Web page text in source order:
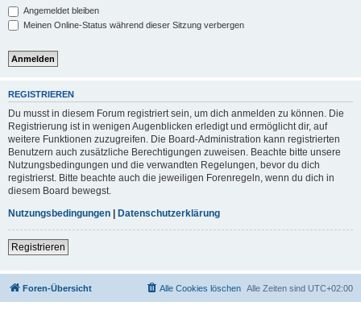
Angemeldet bleiben
Meinen Online-Status während dieser Sitzung verbergen
REGISTRIEREN
Du musst in diesem Forum registriert sein, um dich anmelden zu können. Die
Registrierung ist in wenigen Augenblicken erledigt und ermöglicht dir, auf
weitere Funktionen zuzugreifen. Die Board-Administration kann registrierten
Benutzern auch zusätzliche Berechtigungen zuweisen. Beachte bitte unsere
Nutzungsbedingungen und die verwandten Regelungen, bevor du dich
registrierst. Bitte beachte auch die jeweiligen Forenregeln, wenn du dich in
diesem Board bewegst.
Nutzungsbedingungen | Datenschutzerklärung
Registrieren
Foren-Übersicht Alle Zeiten sind UTC+02:00
Alle Cookies löschen